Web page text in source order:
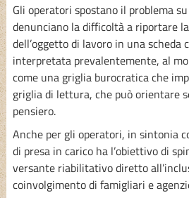
Gli operatori spostano il problema
denunciano la difficoltà a riportare
dell’oggetto di lavoro in una scheda
interpretata prevalentemente, al
come una griglia burocratica che
griglia di lettura, che può orientare
pensiero.
Anche per gli operatori, in sintonia
di presa in carico ha l’obiettivo di
versante riabilitativo diretto
coinvolgimento di famigliari e